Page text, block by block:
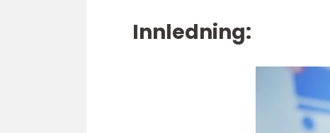
Innledning: